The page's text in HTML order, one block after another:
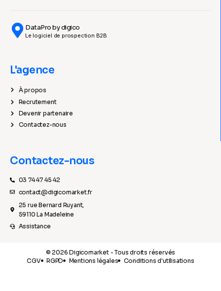
DataPro by digico
Le logiciel de prospection B2B
L'agence
À propos
Recrutement
Devenir partenaire
Contactez-nous
Contactez-nous
03 74 47 45 42
contact@digicomarket.fr
25 rue Bernard Ruyant,
59110 La Madeleine
Assistance
© 2026 Digicomarket - Tous droits réservés
CGV
RGPD Mentions légales Conditions d'utilisations